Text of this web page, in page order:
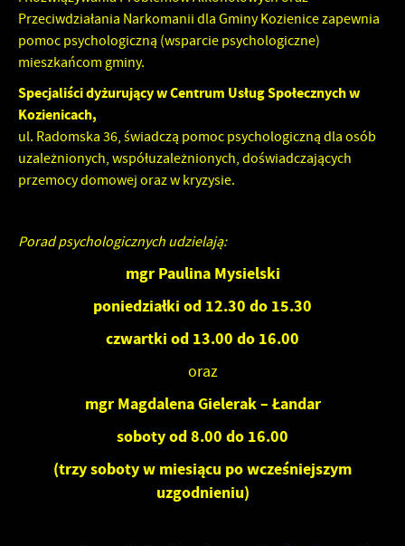
Przeciwdziałania Narkomanii dla Gminy Kozienice zapewnia
pomoc psychologiczną (wsparcie psychologiczne)
mieszkańcom gminy.
Specjaliści dyżurujący w Centrum Usług Społecznych w
Kozienicach,
ul. Radomska 36, świadczą pomoc psychologiczną dla osób
uzależnionych, współuzależnionych, doświadczających
przemocy domowej oraz w kryzysie.
Porad psychologicznych udzielają:
mgr Paulina Mysielski
poniedziałki od 12.30 do 15.30
czwartki od 13.00 do 16.00
oraz
mgr Magdalena Gielerak – Łandar
soboty od 8.00 do 16.00
(trzy soboty w miesiącu po wcześniejszym
uzgodnieniu)
Firmy te działają w charakterze pośredników prezentujących nasze
treści w postaci wiadomości, ofert, komunikatów mediów
społecznościowych.